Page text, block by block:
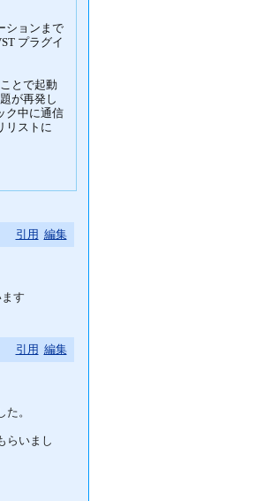
ションまで
プラグイ
とで起動
が再発し
ク中に通信
リストに
引用 編集
す
引用 編集
。
らいまし